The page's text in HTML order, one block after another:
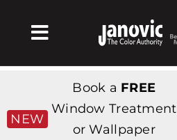
Toggle
Navigation
Products & Services
Магазин
NEW
Book a FREE
Window Treatment
or Wallpaper